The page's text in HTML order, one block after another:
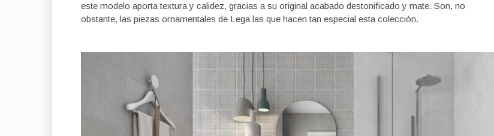
este modelo aporta textura y calidez, gracias a su original acabado destonificado y mate. Son, no
obstante, las piezas ornamentales de Lega las que hacen tan especial esta colección.